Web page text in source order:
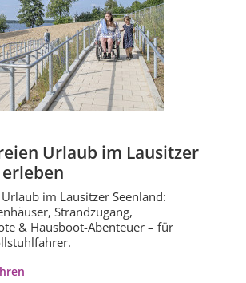
Urlaub im Lausitzer
im Lausitzer Seenland:
Strandzugang,
& Hausboot-Abenteuer – für